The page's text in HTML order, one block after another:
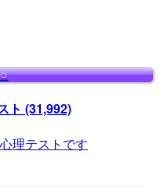
ト (31,992)
理テストです